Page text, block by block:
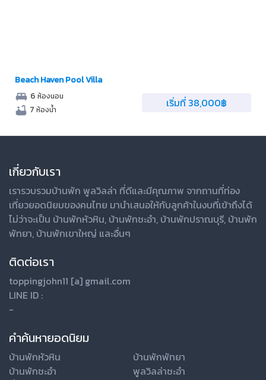
Beach Haven Pool Villa
6 ห้องนอน
7 ห้องน้ำ เริ่มที่ 38,000฿
เกี่ยวกับเรา
เรารวบรวมบ้านพัก พูลวิลล่า ที่ดีและมีคุณภาพ จากถานที่ท่อง
เที่ยวยอดนิยมของคนไทย มานำเสนอให้กับลูกค้าในงบที่เข้าถึงได้
ไม่ว่าจะเป็น บ้านพักหัวหิน, บ้านพักชะอำ, บ้านพักปราณบุรี, บ้านพัก
พัทยา, บ้านพักเขาใหญ่ และอื่นๆ
ติดต่อเรา
toppingjohn11 [a] gmail.com
LINE ID :
-
คำค้นหายอดนิยม
บ้านพักหัวหิน
บ้านพักพัทยา
บ้านพักชะอำ
พูลวิลล่าชะอำ